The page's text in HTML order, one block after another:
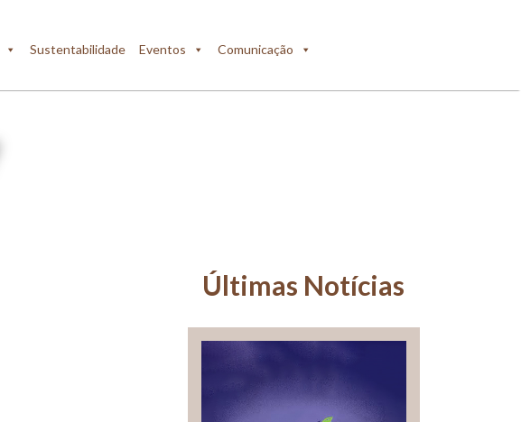
Sustentabilidade Eventos Comunicação
Últimas Notícias